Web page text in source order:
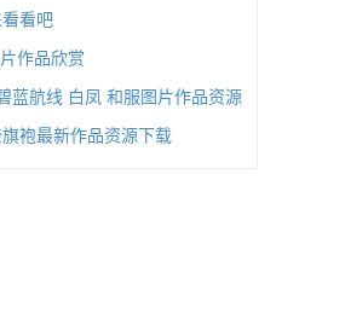
看吧
作品欣赏
蓝航线 白凤 和服图片作品资源
袍最新作品资源下载